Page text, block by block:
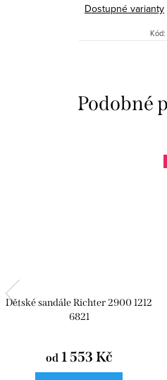
Dostupné varianty
Kód:
Dětské sandále Richter 2900 1212
6821
od1 553 Kč